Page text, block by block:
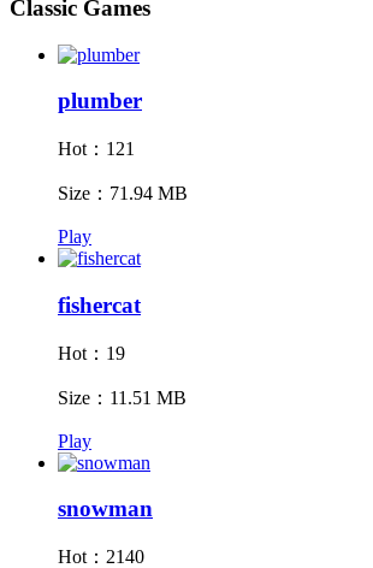
Classic Games
plumber
Hot：121
Size：71.94 MB
Play
fishercat
Hot：19
Size：11.51 MB
Play
snowman
Hot：2140